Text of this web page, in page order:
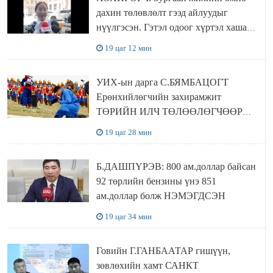
дахин төлөвлөлт гээд айлуудыг
нүүлгэсэн. Гэтэл одоог хүртэл хашаа
19 цаг 12 мин
УИХ-ын дарга С.БЯМБАЦОГТ
Ерөнхийлөгчийн захирамжит
ТӨРИЙН ИЛЧ ТӨЛӨӨЛӨГЧӨӨР
19 цаг 28 мин
Б.ДАШПҮРЭВ: 800 ам.доллар байсан
92 төрлийн бензины үнэ 851
ам.доллар болж НЭМЭГДСЭН
19 цаг 34 мин
Говийн Г.ГАНБААТАР гишүүн,
зөвлөхийн хамт САНКТ